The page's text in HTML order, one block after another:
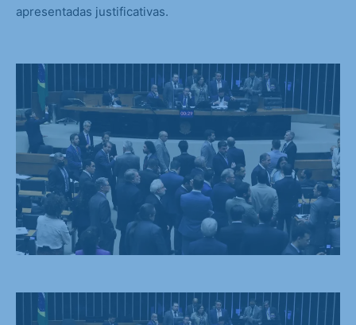
apresentadas justificativas.